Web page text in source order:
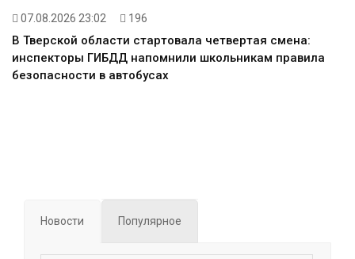
07.08.2026 23:02 196
В Тверской области стартовала четвертая смена:
инспекторы ГИБДД напомнили школьникам правила
безопасности в автобусах
Новости Популярное